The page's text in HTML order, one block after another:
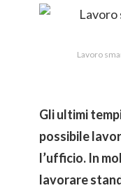
Lavoro
Gli ultimi
possibile
l’ufficio. In
lavorare